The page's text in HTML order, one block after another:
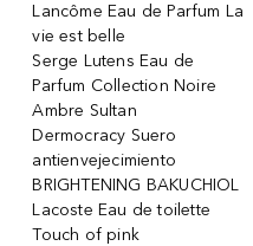
Lancôme Eau de Parfum La
vie est belle
Serge Lutens Eau de
Parfum Collection Noire
Ambre Sultan
Dermocracy Suero
antienvejecimiento
BRIGHTENING BAKUCHIOL
Lacoste Eau de toilette
Touch of pink